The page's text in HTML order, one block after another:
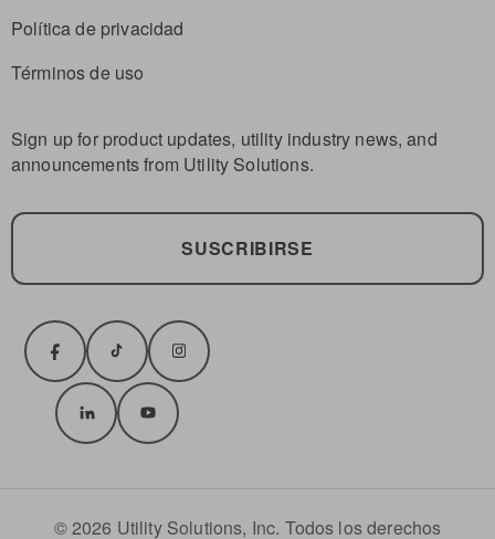
Política de privacidad
Términos de uso
Sign up for product updates, utility industry news, and
announcements from Utility Solutions.
SUSCRIBIRSE
© 2026 Utility Solutions, Inc. Todos los derechos